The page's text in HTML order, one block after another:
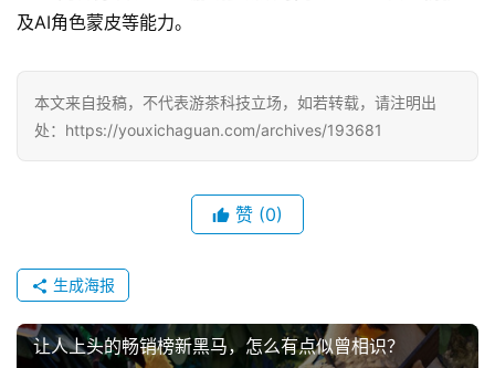
月
0
日
接
会
及AI角色蒙皮等能力。
本文来自投稿，不代表游茶科技立场，如若转载，请注明出
处：https://youxichaguan.com/archives/193681
赞 (0)
生成海报
让人上头的畅销榜新黑马，怎么有点似曾相识？